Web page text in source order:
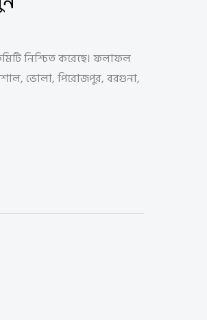
নিশ্চিত করেছে। ফলাফল
ভোলা, পিরোজপুর, বরগুনা,